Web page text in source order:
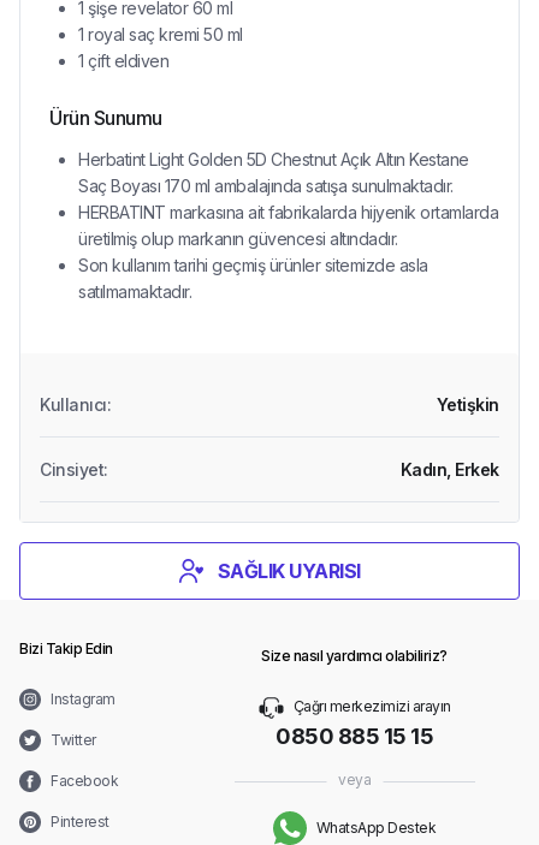
1 şişe revelator 60 ml
1 royal saç kremi 50 ml
1 çift eldiven
Ürün Sunumu
Herbatint Light Golden 5D Chestnut Açık Altın Kestane
Saç Boyası 170 ml ambalajında satışa sunulmaktadır.
HERBATINT markasına ait fabrikalarda hijyenik ortamlarda
üretilmiş olup markanın güvencesi altındadır.
Son kullanım tarihi geçmiş ürünler sitemizde asla
satılmamaktadır.
Kullanıcı: Yetişkin
Cinsiyet: Kadın, Erkek
SAĞLIK UYARISI
Bizi Takip Edin
Instagram
Twitter
Facebook
Pinterest
Size nasıl yardımcı olabiliriz?
Çağrı merkezimizi arayın
0850 885 15 15
veya
WhatsApp Destek